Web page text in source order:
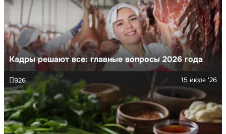
Кадры решают все: главные вопросы 2026 года
15 июля '26
926